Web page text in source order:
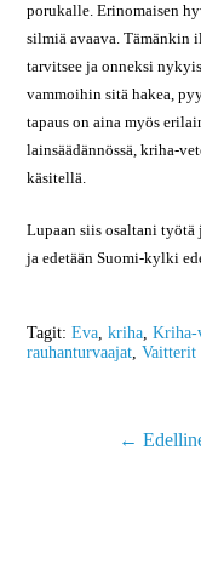
porukalle. Erinomaisen
silmiä avaava. Tämänkin
tarvitsee ja onneksi
vammoihin sitä hakea,
tapaus on aina myös
lainsäädännössä, kriha-
käsitellä.
Lupaan siis osaltani
ja edetään Suomi-kylki
Tagit:Eva,kriha,Kriha-
rauhanturvaajat,Vaitterit
←